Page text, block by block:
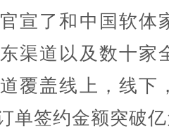
官宣了和中国软体
渠道以及数十家
覆盖线上，线下
单签约金额突破